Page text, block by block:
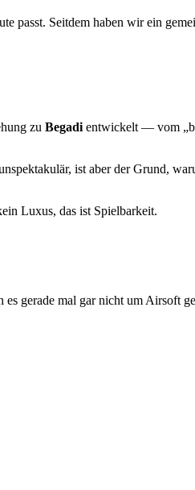
Seitdem haben wir ein
zu Begadi entwickelt — vom
ist aber der Grund,
Luxus, das ist Spielbarkeit.
gerade mal gar nicht um Airsoft